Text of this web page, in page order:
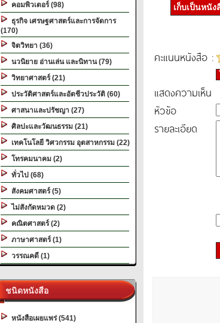
คอมพิวเตอร์ (98)
ธุรกิจ เศรษฐศาสตร์และการจัดการ
(170)
จิตวิทยา (36)
นวนิยาย อ่านเล่น และนิทาน (79)
วิทยาศาสตร์ (21)
ประวัติศาสตร์และอัตชีวประวัติ (60)
ศาสนาและปรัชญา (27)
ศิลปะและวัฒนธรรม (21)
เทคโนโลยี วิศวกรรม อุตสาหกรรม (22)
โทรคมนาคม (2)
ทั่วไป (68)
สังคมศาสตร์ (5)
ไม่สังกัดหมวด (2)
คณิตศาสตร์ (2)
ภาษาศาสตร์ (1)
วรรณคดี (1)
ชนิดหนังสือ
หนังสือเผยแพร่ (541)
เก็บเป็นหนัง
คะแนนหนังสือ :
แสดงความเห็น
หัวข้อ
รายละเอียด